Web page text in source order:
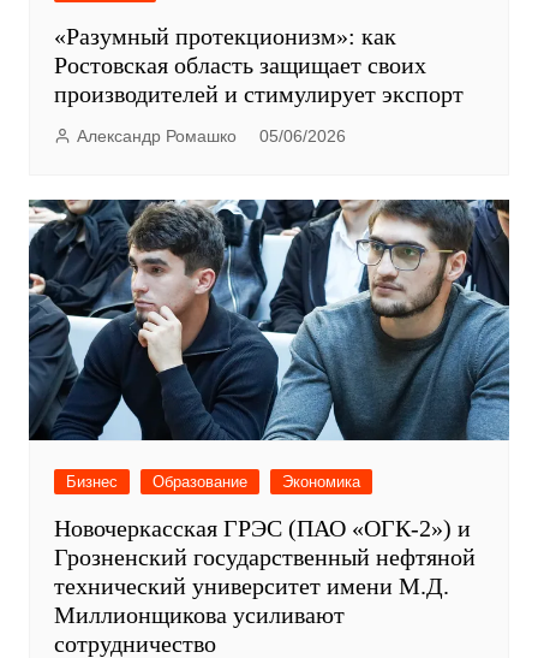
«Разумный протекционизм»: как
Ростовская область защищает своих
производителей и стимулирует экспорт
Александр Ромашко 05/06/2026
Бизнес Образование Экономика
Новочеркасская ГРЭС (ПАО «ОГК-2») и
Грозненский государственный нефтяной
технический университет имени М.Д.
Миллионщикова усиливают
сотрудничество